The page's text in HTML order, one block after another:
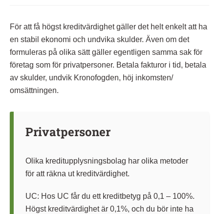
För att få högst kreditvärdighet gäller det helt enkelt att ha
en stabil ekonomi och undvika skulder. Även om det
formuleras på olika sätt gäller egentligen samma sak för
företag som för privatpersoner. Betala fakturor i tid, betala
av skulder, undvik Kronofogden, höj inkomsten/
omsättningen.
Privatpersoner
Olika kreditupplysningsbolag har olika metoder
för att räkna ut kreditvärdighet.
UC: Hos UC får du ett kreditbetyg på 0,1 – 100%.
Högst kreditvärdighet är 0,1%, och du bör inte ha